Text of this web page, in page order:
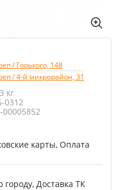
/ Горького, 148
/ 4-й микрорайон, 31
кг
0312
карты, Оплата
Доставка ТК